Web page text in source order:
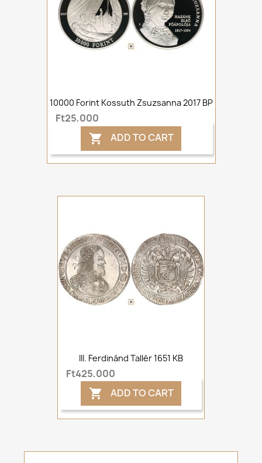
10000 Forint Kossuth Zsuzsanna 2017 BP
Ft25,000
 ADD TO CART
III. Ferdinánd Tallér 1651 KB
Ft425,000
 ADD TO CART